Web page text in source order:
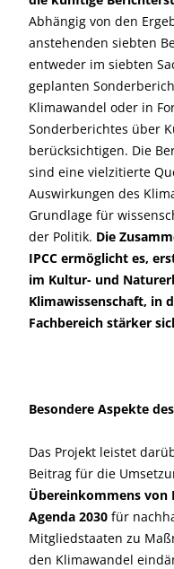
Abhängig von den
anstehenden siebten
entweder im siebten
geplanten
Klimawandel oder in
Sonderberichtes über
berücksichtigen. Die
sind eine vielzitierte
Auswirkungen des
Grundlage für
der Politik. Die
IPCC ermöglicht es,
im Kultur- und
Klimawissenschaft, in
Fachbereich stärker
Besondere Aspekte
Das Projekt leistet
Beitrag für die
Übereinkommens von
Agenda 2030 für
Mitgliedstaaten zu
den Klimawandel